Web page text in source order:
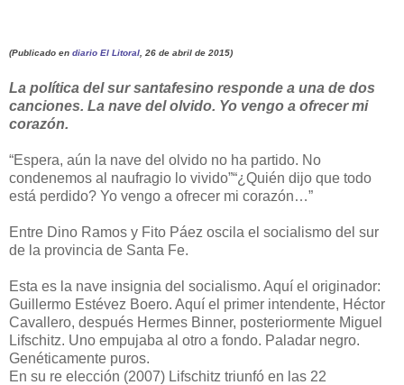
(Publicado en diario El Litoral , 26 de abril de 2015)
La política del sur santafesino responde a una de dos
canciones. La nave del olvido. Yo vengo a ofrecer mi
corazón.
“Espera, aún la nave del olvido no ha partido. No
condenemos al naufragio lo vivido”“¿Quién dijo que todo
está perdido? Yo vengo a ofrecer mi corazón…”
Entre Dino Ramos y Fito Páez oscila el socialismo del sur
de la provincia de Santa Fe.
Esta es la nave insignia del socialismo. Aquí el originador:
Guillermo Estévez Boero. Aquí el primer intendente, Héctor
Cavallero, después Hermes Binner, posteriormente Miguel
Lifschitz. Uno empujaba al otro a fondo. Paladar negro.
Genéticamente puros.
En su re elección (2007) Lifschitz triunfó en las 22